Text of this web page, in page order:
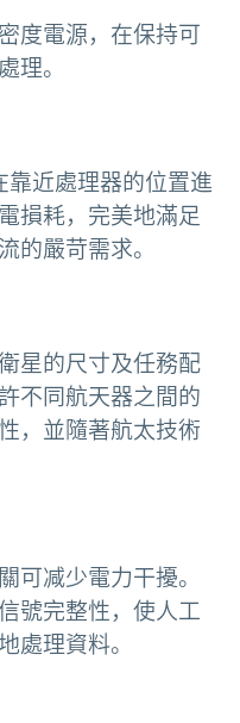
度電源，在保持可
理。
近處理器的位置進
損耗，完美地滿足
的嚴苛需求。
星的尺寸及任務配
不同航天器之間的
，並隨著航太技術
可减少電力干擾。
號完整性，使人工
處理資料。